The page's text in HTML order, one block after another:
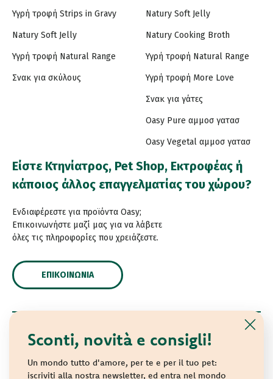
Sconti, novità e consigli!
Un mondo tutto d'amore, per te e per il tuo pet:
iscriviti alla nostra newsletter, ed entra nel mondo
Υγρή τροφή Strips in Gravy
Natury Soft Jelly
Υγρή τροφή Natural Range
Σνακ για σκύλους
Natury Soft Jelly
Natury Cooking Broth
Υγρή τροφή Natural Range
Υγρή τροφή More Love
Σνακ για γάτες
Oasy Pure αμμοσ γατασ
Oasy Vegetal αμμοσ γατασ
Είστε Κτηνίατρος, Pet Shop, Εκτροφέας ή
κάποιος άλλος επαγγελματίας του χώρου?
Ενδιαφέρεστε για προϊόντα Oasy;
Επικοινωνήστε μαζί μας για να λάβετε
όλες τις πληροφορίες που χρειάζεστε.
ΕΠΙΚΟΙΝΩΝΊΑ
© 2021 Oasy. Με επιφύλαξη κάθε νόμιμου δικαιώματος.
Wonderfood S.p.A. Strada dei Censiti, 2 - 47891 Repubblica
di San Marino - C.o.E. SM 04018